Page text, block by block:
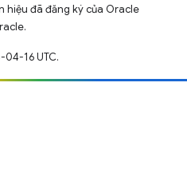
hiệu đã đăng ký của Oracle
16 UTC.